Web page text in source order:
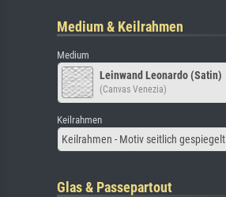
Medium & Keilrahmen
Medium
Leinwand Leonardo (Satin)
(Canvas Venezia)
Keilrahmen
Keilrahmen - Motiv seitlich gespiegelt
Glas & Passepartout